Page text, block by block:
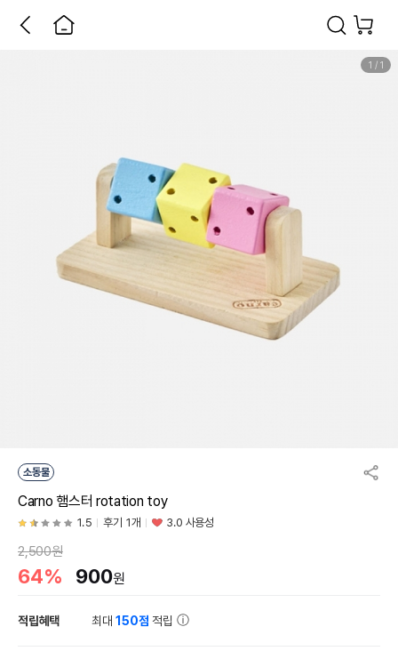
1 / 1
소동물
Carno 햄스터 rotation toy
1.5 후기 1개 3.0 사용성
2,500원
64% 900원
적립혜택 최대150점 적립